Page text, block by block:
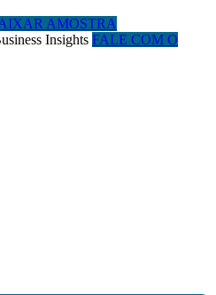
AMOSTRA
FALE COM O